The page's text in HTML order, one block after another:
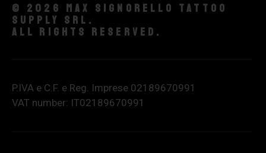
© 2026 Max Signorello Tattoo
supply srl.
All rights reserved.
P.IVA e C.F. e Reg. Imprese 02189670991
VAT number: IT02189670991